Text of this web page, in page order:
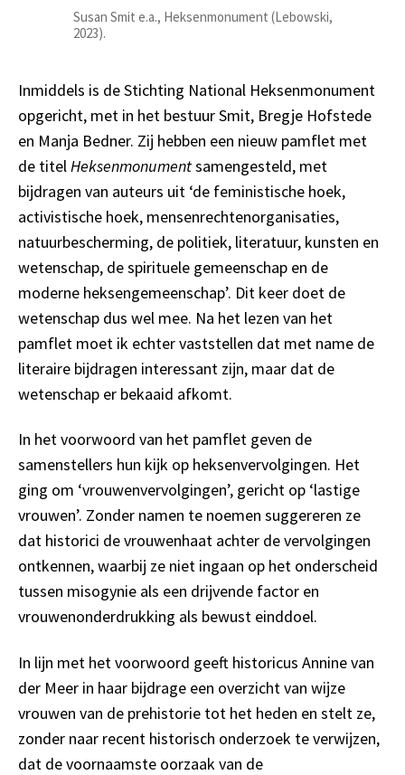
Susan Smit e.a., Heksenmonument (Lebowski,
2023).
Inmiddels is de Stichting National Heksenmonument
opgericht, met in het bestuur Smit, Bregje Hofstede
en Manja Bedner. Zij hebben een nieuw pamflet met
de titel Heksenmonumentsamengesteld, met
bijdragen van auteurs uit ‘de feministische hoek,
activistische hoek, mensenrechtenorganisaties,
natuurbescherming, de politiek, literatuur, kunsten en
wetenschap, de spirituele gemeenschap en de
moderne heksengemeenschap’. Dit keer doet de
wetenschap dus wel mee. Na het lezen van het
pamflet moet ik echter vaststellen dat met name de
literaire bijdragen interessant zijn, maar dat de
wetenschap er bekaaid afkomt.
In het voorwoord van het pamflet geven de
samenstellers hun kijk op heksenvervolgingen. Het
ging om ‘vrouwenvervolgingen’, gericht op ‘lastige
vrouwen’. Zonder namen te noemen suggereren ze
dat historici de vrouwenhaat achter de vervolgingen
ontkennen, waarbij ze niet ingaan op het onderscheid
tussen misogynie als een drijvende factor en
vrouwenonderdrukking als bewust einddoel.
In lijn met het voorwoord geeft historicus Annine van
der Meer in haar bijdrage een overzicht van wijze
vrouwen van de prehistorie tot het heden en stelt ze,
zonder naar recent historisch onderzoek te verwijzen,
dat de voornaamste oorzaak van de